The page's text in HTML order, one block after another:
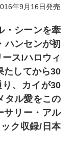
年9月16日発売
・シーンを牽
ハンセンが初
ス!ハロウィ
たしてから30
、カイが30
タル愛をこの
サリー・アル
ク収録/日本